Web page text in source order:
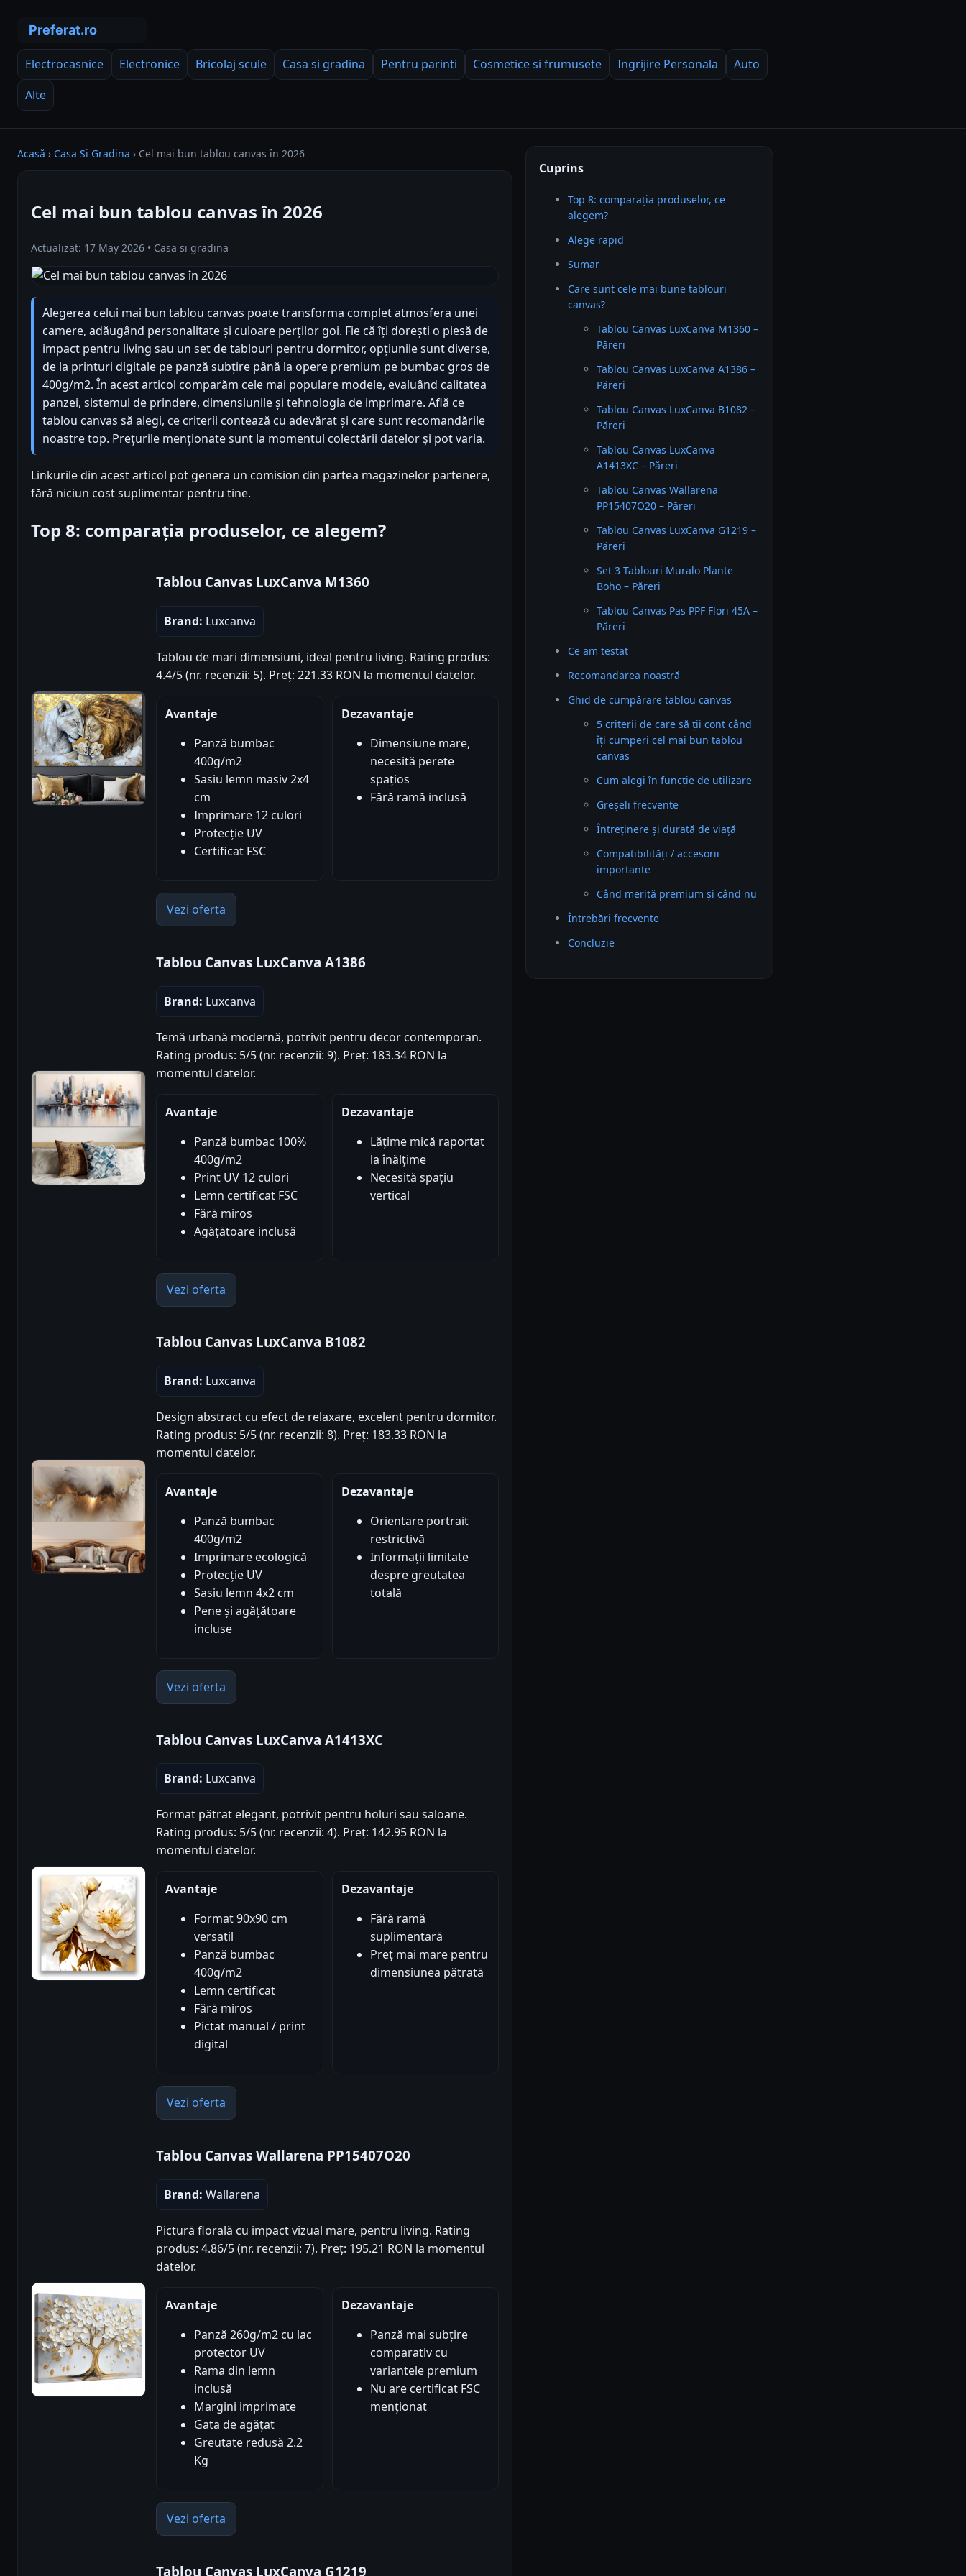
Electrocasnice Electronice Bricolaj scule Casa si gradina Pentru parinti Cosmetice si frumusete Ingrijire Personala
Auto
Alte
Acasă › Casa Si Gradina › Cel mai bun tablou canvas în 2026
Cel mai bun tablou canvas în 2026
Actualizat: 17 May 2026 • Casa si gradina
Alegerea celui mai bun tablou canvas poate transforma complet atmosfera unei
camere, adăugând personalitate și culoare perților goi. Fie că îți dorești o piesă de
impact pentru living sau un set de tablouri pentru dormitor, opțiunile sunt diverse,
de la printuri digitale pe panză subțire până la opere premium pe bumbac gros de
400g/m2. În acest articol comparăm cele mai populare modele, evaluând calitatea
panzei, sistemul de prindere, dimensiunile și tehnologia de imprimare. Află ce
tablou canvas să alegi, ce criterii contează cu adevărat și care sunt recomandările
noastre top. Prețurile menționate sunt la momentul colectării datelor și pot varia.
Linkurile din acest articol pot genera un comision din partea magazinelor partenere,
fără niciun cost suplimentar pentru tine.
Top 8: comparația produselor, ce alegem?
Tablou Canvas LuxCanva M1360
Brand: Luxcanva
Tablou de mari dimensiuni, ideal pentru living. Rating produs:
4.4/5 (nr. recenzii: 5). Preț: 221.33 RON la momentul datelor.
Avantaje
Panză bumbac
400g/m2
Sasiu lemn masiv 2x4
cm
Imprimare 12 culori
Protecție UV
Certificat FSC
Dezavantaje
Dimensiune mare,
necesită perete
spațios
Fără ramă inclusă
Vezi oferta
Tablou Canvas LuxCanva A1386
Brand: Luxcanva
Temă urbană modernă, potrivit pentru decor contemporan.
Rating produs: 5/5 (nr. recenzii: 9). Preț: 183.34 RON la
momentul datelor.
Avantaje
Panză bumbac 100%
400g/m2
Print UV 12 culori
Lemn certificat FSC
Fără miros
Agățătoare inclusă
Dezavantaje
Lățime mică raportat
la înălțime
Necesită spațiu
vertical
Vezi oferta
Tablou Canvas LuxCanva B1082
Brand: Luxcanva
Design abstract cu efect de relaxare, excelent pentru dormitor.
Rating produs: 5/5 (nr. recenzii: 8). Preț: 183.33 RON la
momentul datelor.
Avantaje
Panză bumbac
400g/m2
Imprimare ecologică
Protecție UV
Sasiu lemn 4x2 cm
Pene și agățătoare
incluse
Dezavantaje
Orientare portrait
restrictivă
Informații limitate
despre greutatea
totală
Vezi oferta
Tablou Canvas LuxCanva A1413XC
Brand: Luxcanva
Format pătrat elegant, potrivit pentru holuri sau saloane.
Rating produs: 5/5 (nr. recenzii: 4). Preț: 142.95 RON la
momentul datelor.
Avantaje
Format 90x90 cm
versatil
Panză bumbac
400g/m2
Lemn certificat
Fără miros
Pictat manual / print
digital
Dezavantaje
Fără ramă
suplimentară
Preț mai mare pentru
dimensiunea pătrată
Vezi oferta
Tablou Canvas Wallarena PP15407O20
Brand: Wallarena
Pictură florală cu impact vizual mare, pentru living. Rating
produs: 4.86/5 (nr. recenzii: 7). Preț: 195.21 RON la momentul
datelor.
Avantaje
Panză 260g/m2 cu lac
protector UV
Rama din lemn
inclusă
Margini imprimate
Gata de agățat
Greutate redusă 2.2
Kg
Dezavantaje
Panză mai subțire
comparativ cu
variantele premium
Nu are certificat FSC
menționat
Vezi oferta
Tablou Canvas LuxCanva G1219
Cuprins
Top 8: comparația produselor, ce
alegem?
Alege rapid
Sumar
Care sunt cele mai bune tablouri
canvas?
Tablou Canvas LuxCanva M1360 –
Păreri
Tablou Canvas LuxCanva A1386 –
Păreri
Tablou Canvas LuxCanva B1082 –
Păreri
Tablou Canvas LuxCanva
A1413XC – Păreri
Tablou Canvas Wallarena
PP15407O20 – Păreri
Tablou Canvas LuxCanva G1219 –
Păreri
Set 3 Tablouri Muralo Plante
Boho – Păreri
Tablou Canvas Pas PPF Flori 45A –
Păreri
Ce am testat
Recomandarea noastră
Ghid de cumpărare tablou canvas
5 criterii de care să ții cont când
îți cumperi cel mai bun tablou
canvas
Cum alegi în funcție de utilizare
Greșeli frecvente
Întreținere și durată de viață
Compatibilități / accesorii
importante
Când merită premium și când nu
Întrebări frecvente
Concluzie